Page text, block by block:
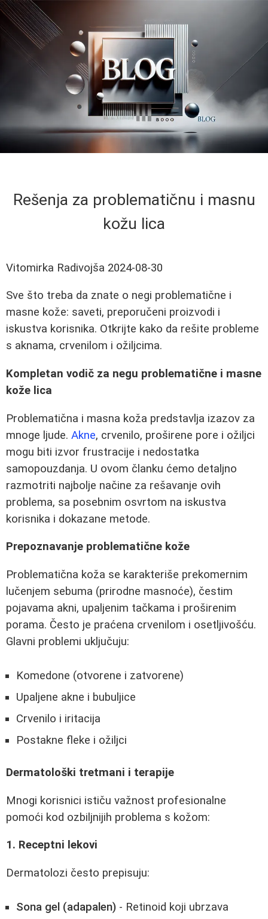
Rešenja za problematičnu i masnu
kožu lica
Vitomirka Radivojša 2024-08-30
Sve što treba da znate o negi problematične i
masne kože: saveti, preporučeni proizvodi i
iskustva korisnika. Otkrijte kako da rešite probleme
s aknama, crvenilom i ožiljcima.
Kompletan vodič za negu problematične i masne
kože lica
Problematična i masna koža predstavlja izazov za
mnoge ljude. Akne, crvenilo, proširene pore i ožiljci
mogu biti izvor frustracije i nedostatka
samopouzdanja. U ovom članku ćemo detaljno
razmotriti najbolje načine za rešavanje ovih
problema, sa posebnim osvrtom na iskustva
korisnika i dokazane metode.
Prepoznavanje problematične kože
Problematična koža se karakteriše prekomernim
lučenjem sebuma (prirodne masnoće), čestim
pojavama akni, upaljenim tačkama i proširenim
porama. Često je praćena crvenilom i osetljivošću.
Glavni problemi uključuju:
Komedone (otvorene i zatvorene)
Upaljene akne i bubuljice
Crvenilo i iritacija
Postakne fleke i ožiljci
Dermatološki tretmani i terapije
Mnogi korisnici ističu važnost profesionalne
pomoći kod ozbiljnijih problema s kožom:
1. Receptni lekovi
Dermatolozi često prepisuju:
Sona gel (adapalen) - Retinoid koji ubrzava